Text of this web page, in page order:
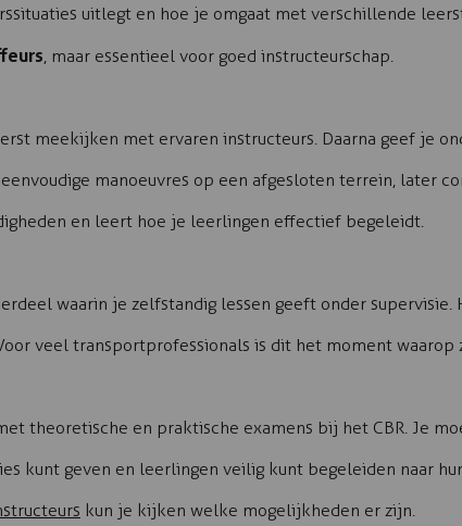
uitlegt en hoe je omgaat met verschillende
, maar essentieel voor goed instructeurschap.
meekijken met ervaren instructeurs. Daarna geef je
manoeuvres op een afgesloten terrein, later
en leert hoe je leerlingen effectief begeleidt.
waarin je zelfstandig lessen geeft onder
veel transportprofessionals is dit het moment waarop
theoretische en praktische examens bij het CBR. Je
kunt geven en leerlingen veilig kunt begeleiden naar
kun je kijken welke mogelijkheden er zijn.